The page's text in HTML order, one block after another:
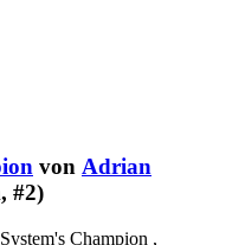
von Adrian
#2)
Champion ,